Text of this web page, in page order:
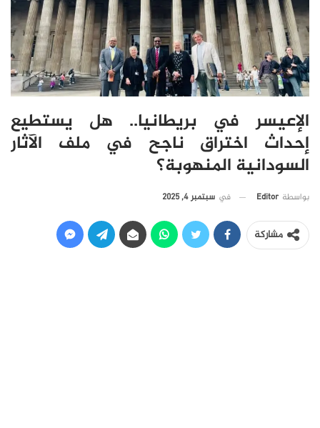
الإعيسر في بريطانيا.. هل يستطيع
إحداث اختراق ناجح في ملف الآثار
السودانية المنهوبة؟
بواسطة Editor في سبتمبر 4, 2025
مشاركة